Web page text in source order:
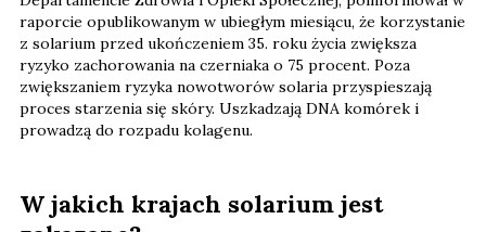
raporcie opublikowanym w ubiegłym miesiącu, że korzystanie
z solarium przed ukończeniem 35. roku życia zwiększa
ryzyko zachorowania na czerniaka o 75 procent. Poza
zwiększaniem ryzyka nowotworów solaria przyspieszają
proces starzenia się skóry. Uszkadzają DNA komórek i
prowadzą do rozpadu kolagenu.
W jakich krajach solarium jest